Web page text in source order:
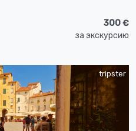
300 €
за экскурсию
tripster